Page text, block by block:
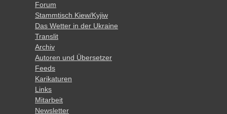
Forum
Stammtisch Kiew/Kyjiw
Das Wetter in der Ukraine
Translit
Archiv
Autoren und Übersetzer
Feeds
Karikaturen
Links
Mitarbeit
Newsletter